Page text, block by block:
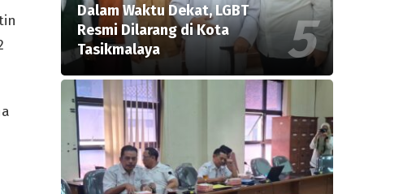
Dalam Waktu Dekat, LGBT
Resmi Dilarang di Kota
Tasikmalaya